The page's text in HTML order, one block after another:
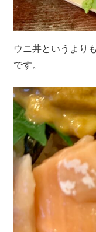
ウニ丼というより
です。